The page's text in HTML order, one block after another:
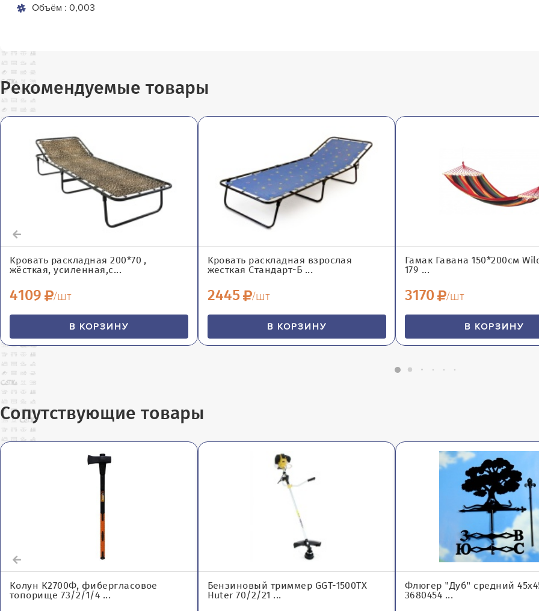
Объём : 0,003
Рекомендуемые товары
Кровать раскладная 200*70 ,
жёсткая, усиленная,с...
4109 /шт
В КОРЗИНУ
Кровать раскладная взрослая
жесткая Стандарт-Б ...
2445 /шт
В КОРЗИНУ
Гамак Гавана 150*200см
179 ...
3170 /шт
В КОРЗИНУ
Сопутствующие товары
Колун К2700Ф, фибергласовое
топорище 73/2/1/4 ...
Бензиновый триммер GGT-1500TX
Huter 70/2/21 ...
Флюгер "Дуб" средний
3680454 ...